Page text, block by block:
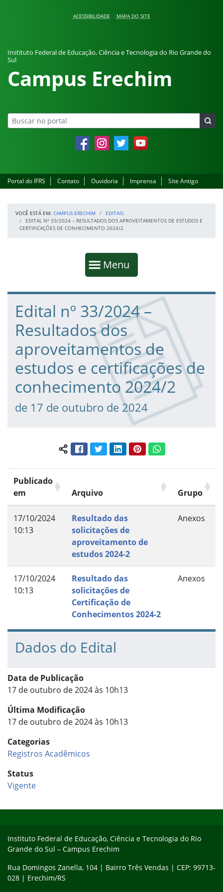
ACESSIBILIDADE MAPA DO SITE
Instituto Federal de Educação, Ciência e Tecnologia do Rio Grande do
Sul
Campus Erechim
FacebookInstagramTwitter YouTube
Portal do IFRS Contato Ouvidoria Imprensa Site Antigo
VOCÊ ESTÁ EM: CAMPUS ERECHIM
EDITAIS
EDITAL Nº 33/2024 – RESULTADOS DOS APROVEITAMENTOS DE ESTUDOS E
CERTIFICAÇÕES DE CONHECIMENTO 2024/2
Mostrar
Menu
Fim da navegação
Início do conteúdo
Edital nº 33/2024 –
Resultados dos
aproveitamentos de
estudos e certificações de
conhecimento 2024/2
de 17 de outubro de 2024
Compartilhar conteúdo:
FacebookTwitterLinkedInPinterestWhatsApp
Publicado
em
Arquivo Grupo
17/10/2024
10:13
Resultado das
solicitações de
aproveitamento de
estudos 2024-2
Anexos
17/10/2024
10:13
Resultado das
solicitações de
Certificação de
Conhecimentos 2024-2
Anexos
Dados do Edital
Data de Publicação
17 de outubro de 2024 às 10h13
Última Modificação
17 de outubro de 2024 às 10h13
Categorias
Registros Acadêmicos
Status
Vigente
Instituto Federal de Educação, Ciência e Tecnologia do Rio
Grande do Sul – Campus Erechim
Rua Domingos Zanella, 104 | Bairro Três Vendas | CEP: 99713-
028 | Erechim/RS